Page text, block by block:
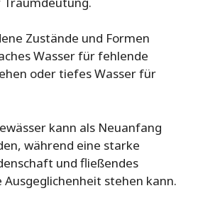
Zustände und Formen
Wasser für fehlende
oder tiefes Wasser für
kann als Neuanfang
während eine starke
und fließendes
stehen kann.